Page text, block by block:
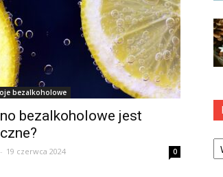
bezalkoholowe
bezalkoholowe jest
- 19 czerwca 2024 0